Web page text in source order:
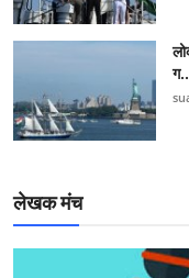
लेखक मंच